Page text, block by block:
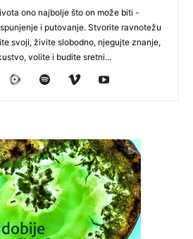
ono najbolje što on može biti -
i putovanje. Stvorite ravnotežu
svoji, živite slobodno, njegujte znanje,
volite i budite sretni...